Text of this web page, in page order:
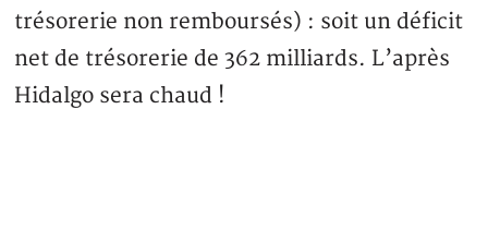
trésorerie non remboursés) : soit un déficit
net de trésorerie de 362 milliards. L’après
Hidalgo sera chaud !